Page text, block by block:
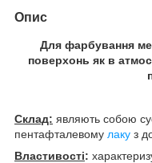
Опис
Для фарбування
поверхонь як в
Склад: являють собою
пентафталевому лаку з
Властивості: